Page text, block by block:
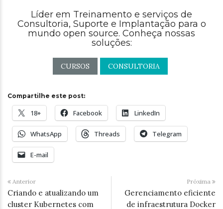
Líder em Treinamento e serviços de
Consultoria, Suporte e Implantação para o
mundo open source. Conheça nossas
soluções:
CURSOS CONSULTORIA
Compartilhe este post:
18+ Facebook LinkedIn
WhatsApp Threads Telegram
E-mail
Anterior
Criando e atualizando um
cluster Kubernetes com
Próxima
Gerenciamento eficiente
de infraestrutura Docker